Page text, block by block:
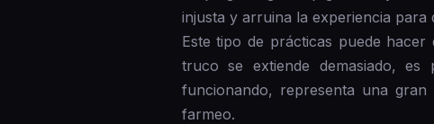
injusta y arruina la experiencia para
Este tipo de prácticas puede
truco se extiende demasiado,
funcionando, representa una
farmeo.